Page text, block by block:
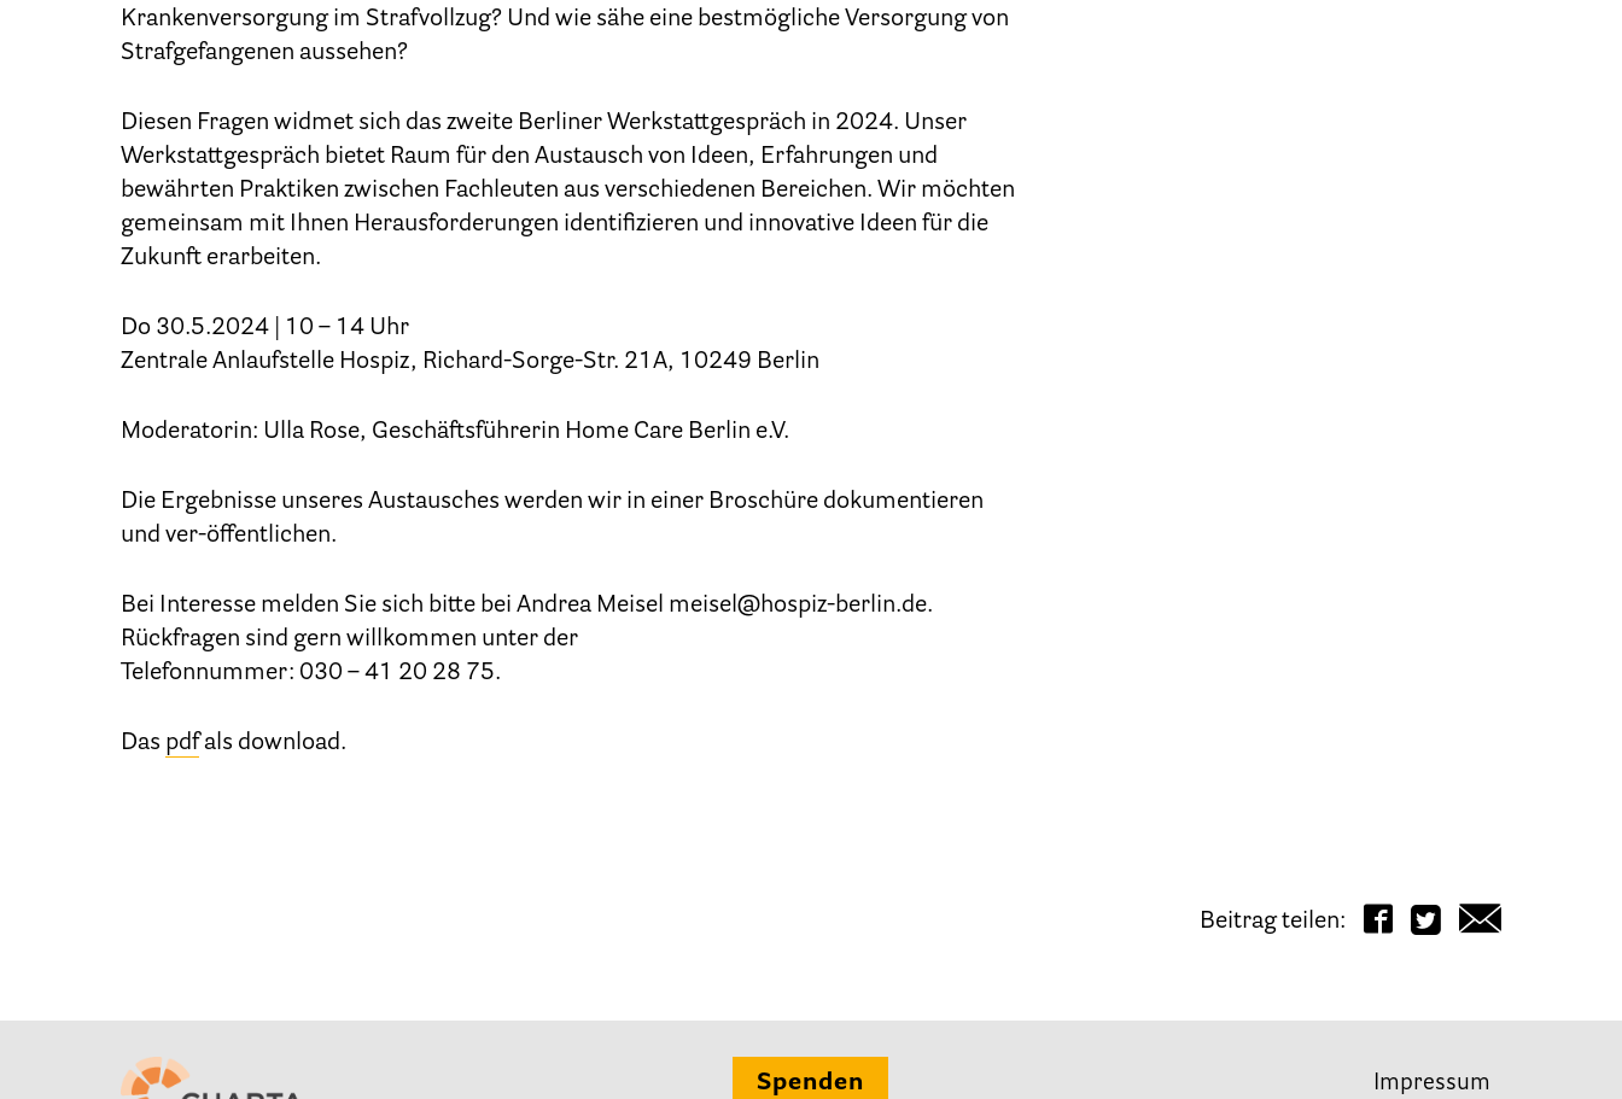
Kinder und Jugendliche
Patientenverfügung – Vorsorgevollmacht – Betreuungsverfügung
Flyer und Broschüren zum Download
Berliner Hospizforen
Krankenversorgung im Strafvollzug? Und wie sähe eine bestmögliche Versorgung von
Strafgefangenen aussehen?
Diesen Fragen widmet sich das zweite Berliner Werkstattgespräch in 2024. Unser
Werkstattgespräch bietet Raum für den Austausch von Ideen, Erfahrungen und
bewährten Praktiken zwischen Fachleuten aus verschiedenen Bereichen. Wir möchten
gemeinsam mit Ihnen Herausforderungen identifizieren und innovative Ideen für die
Zukunft erarbeiten.
Do 30.5.2024 | 10 – 14 Uhr
Zentrale Anlaufstelle Hospiz, Richard-Sorge-Str. 21A, 10249 Berlin
Moderatorin: Ulla Rose, Geschäftsführerin Home Care Berlin e.V.
Die Ergebnisse unseres Austausches werden wir in einer Broschüre dokumentieren
und ver-öffentlichen.
Bei Interesse melden Sie sich bitte bei Andrea Meisel meisel@hospiz-berlin.de.
Rückfragen sind gern willkommen unter der
Telefonnummer: 030 – 41 20 28 75.
Das pdfals download.
Beitrag teilen:
Spenden Impressum